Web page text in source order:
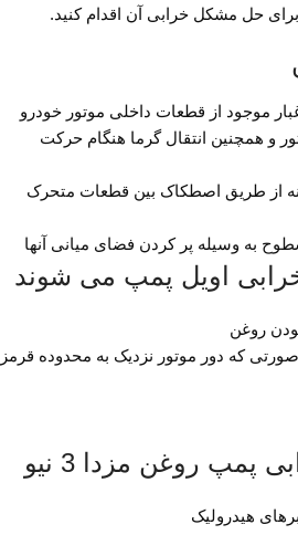
و برای حل مشکل خرابی آن اقدام کنید.
موجود از قطعات داخلی موتور خودرو
و همچنین انتقال گرما هنگام حرکت
از طریق اصطکاک بین قطعات متحرک
به وسیله پر کردن فضای میانی آنها
اویل پمپ می شوند
روغن
که دور موتور نزدیک به محدوده قرمز
پمپ روغن مزدا 3 نیو
هیدرولیک